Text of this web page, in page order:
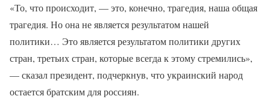
«То, что происходит, — это, конечно, трагедия, наша общая
трагедия. Но она не является результатом нашей
политики… Это является результатом политики других
стран, третьих стран, которые всегда к этому стремились»,
— сказал президент, подчеркнув, что украинский народ
остается братским для россиян.